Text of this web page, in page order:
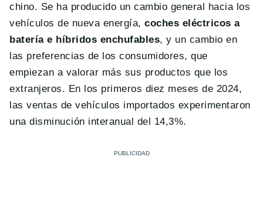
chino. Se ha producido un cambio general hacia los
vehículos de nueva energía,coches eléctricos a
batería e híbridos enchufables, y un cambio en
las preferencias de los consumidores, que
empiezan a valorar más sus productos que los
extranjeros. En los primeros diez meses de 2024,
las ventas de vehículos importados experimentaron
una disminución interanual del 14,3%.